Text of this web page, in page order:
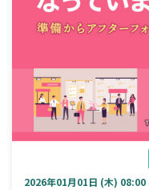
2026年01月01日 (木)